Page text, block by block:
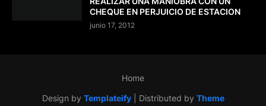
CHEQUE EN PERJUICIO DE ESTACION
junio 17, 2012
Design by Templateify| Distributed by Theme
Home